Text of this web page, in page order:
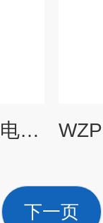
WZP2-1312A装配式铂电阻（采用引进铂电阻元件）
下一页